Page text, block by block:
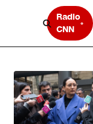
Radio
CNN
LO
MÁS
LEÍDO